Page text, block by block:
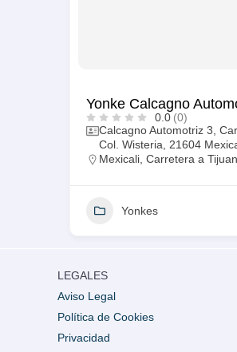
Yonke Calcagno
0.0 (0)
Calcagno Automotriz 3,
Col. Wisteria, 21604
Mexicali Carretera a
Yonkes
LEGALES
Aviso Legal
Política de Cookies
Privacidad